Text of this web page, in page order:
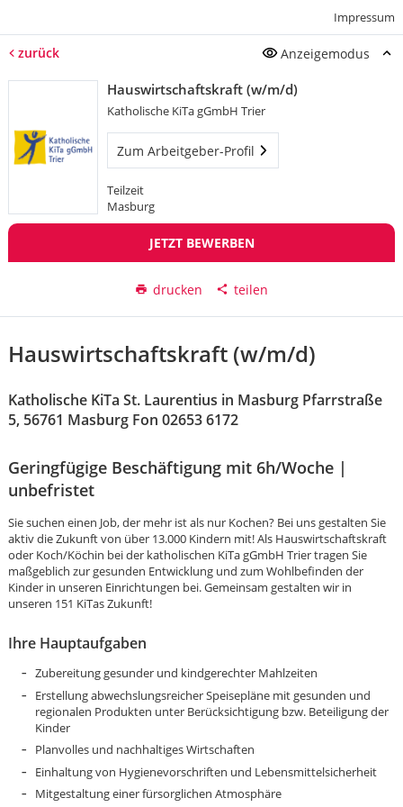
Impressum
zurück Anzeigemodus
Hauswirtschaftskraft (w/m/d)
Katholische KiTa gGmbH Trier
Zum Arbeitgeber-Profil
Teilzeit
Masburg
JETZT BEWERBEN
drucken teilen
Hauswirtschaftskraft (w/m/d)
Katholische KiTa St. Laurentius in Masburg Pfarrstraße
5, 56761 Masburg Fon 02653 6172
Geringfügige Beschäftigung mit 6h/Woche |
unbefristet
Sie suchen einen Job, der mehr ist als nur Kochen? Bei uns gestalten Sie
aktiv die Zukunft von über 13.000 Kindern mit! Als Hauswirtschaftskraft
oder Koch/Köchin bei der katholischen KiTa gGmbH Trier tragen Sie
maßgeblich zur gesunden Entwicklung und zum Wohlbefinden der
Kinder in unseren Einrichtungen bei. Gemeinsam gestalten wir in
unseren 151 KiTas Zukunft!
Ihre Hauptaufgaben
Zubereitung gesunder und kindgerechter Mahlzeiten
Erstellung abwechslungsreicher Speisepläne mit gesunden und
regionalen Produkten unter Berücksichtigung bzw. Beteiligung der
Kinder
Planvolles und nachhaltiges Wirtschaften
Einhaltung von Hygienevorschriften und Lebensmittelsicherheit
Mitgestaltung einer fürsorglichen Atmosphäre
Karte anzeigen